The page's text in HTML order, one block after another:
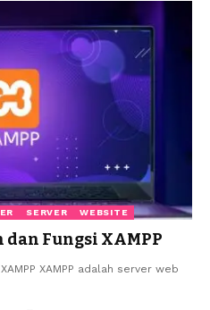
SERVER WEBSITE
Fungsi XAMPP
XAMPP adalah server web